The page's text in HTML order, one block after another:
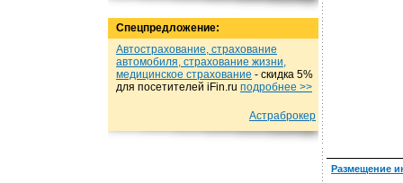
Спецпредложение:
Автострахование, страхование
автомобиля, страхование жизни,
медицинское страхование - cкидка 5%
для посетителей iFin.ru подробнеe >>
Астраброкер
Размещение